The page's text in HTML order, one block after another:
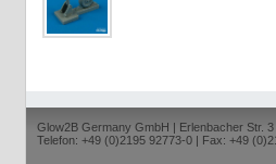
Glow2B Germany GmbH | Erlenbacher Str.
Telefon: +49 (0)2195 92773-0 | Fax: +49